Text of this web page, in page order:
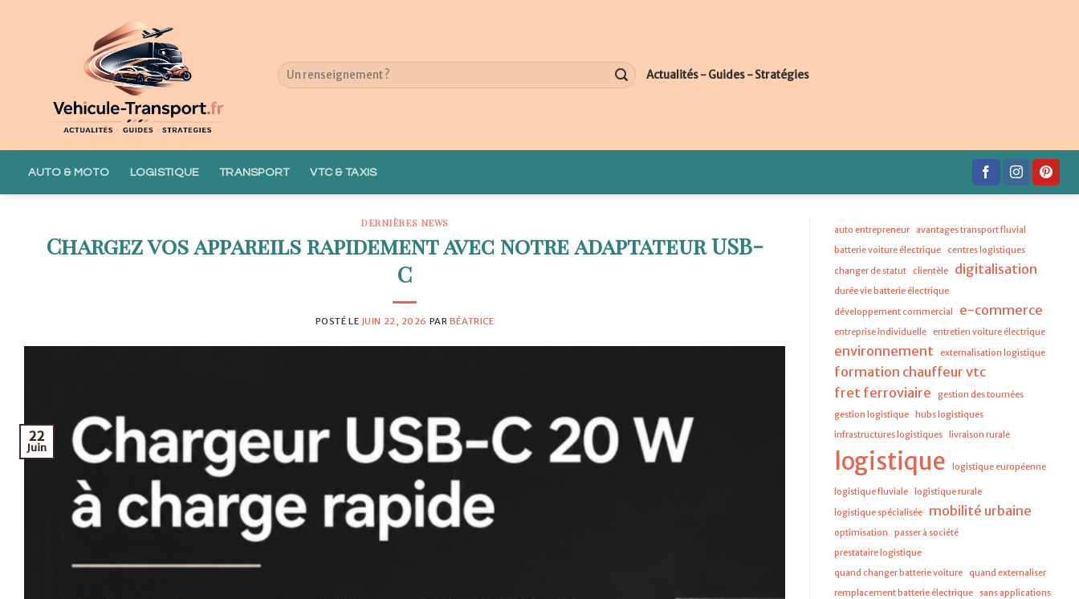
Actualités - Guides - Stratégies
AUTO & MOTO LOGISTIQUE TRANSPORT VTC & TAXIS
DERNIÈRES NEWS
Chargez vos appareils rapidement avec notre adaptateur USB-
C
POSTÉ LE JUIN 22, 2026 PAR BÉATRICE
22
Juin
auto entrepreneur
avantages transport fluvial
batterie voiture électrique
centres logistiques
changer de statut
clientèle digitalisation
durée vie batterie électrique
développement commercial
e-commerce
entreprise individuelle entretien voiture électrique
environnement externalisation logistique
formation chauffeur vtc
fret ferroviaire
gestion des tournées
gestion logistique
hubs logistiques
infrastructures logistiques
livraison rurale
logistique logistique européenne
logistique fluviale
logistique rurale
logistique spécialisée
mobilité urbaine
optimisation
passer à société
prestataire logistique
quand changer batterie voiture
quand externaliser
remplacement batterie électrique
sans applications